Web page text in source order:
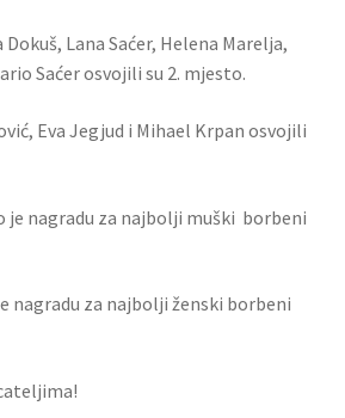
Lana Saćer, Helena Marelja,
Saćer osvojili su 2. mjesto.
Eva Jegjud i Mihael Krpan osvojili
je nagradu za najbolji muški borbeni
nagradu za najbolji ženski borbeni